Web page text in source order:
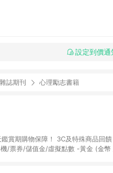
設定到價通
誌期刊 心理勵志書籍
物保障！ 3C及特殊商品回饋，請以訂單成立
/票券/儲值金/虛擬點數 -黃金 (金